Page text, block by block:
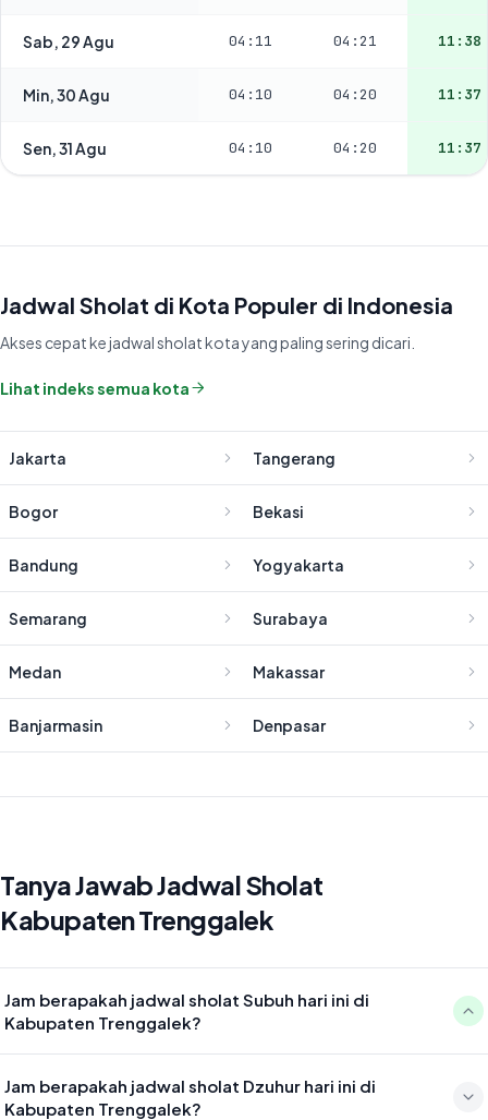
Sab, 29 Agu 04:11 04:21 11:38
Min, 30 Agu 04:10 04:20 11:37
Sen, 31 Agu 04:10 04:20 11:37
Jadwal Sholat di Kota Populer di Indonesia
Akses cepat ke jadwal sholat kota yang paling sering dicari.
Lihat indeks semua kota
Jakarta Tangerang
Bogor Bekasi
Bandung Yogyakarta
Semarang Surabaya
Medan Makassar
Banjarmasin Denpasar
Tanya Jawab Jadwal Sholat
Kabupaten Trenggalek
Jam berapakah jadwal sholat Subuh hari ini di
Kabupaten Trenggalek?
04:27
Jam berapakah jadwal sholat Dzuhur hari ini di
Kabupaten Trenggalek?